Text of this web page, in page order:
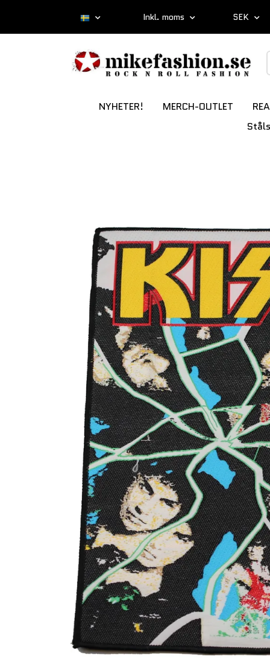
Inkl. moms SEK
NYHETER! MERCH-OUTLET
REA